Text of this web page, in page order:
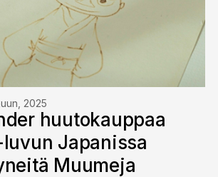
2025
huutokauppaa
luvun Japanissa
Muumeja